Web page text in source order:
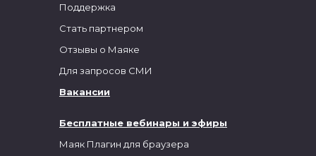
Бесплатные вебинары и эфиры
Маяк Плагин для браузера
Поддержка
Стать партнером
Отзывы о Маяке
Для запросов СМИ
Вакансии